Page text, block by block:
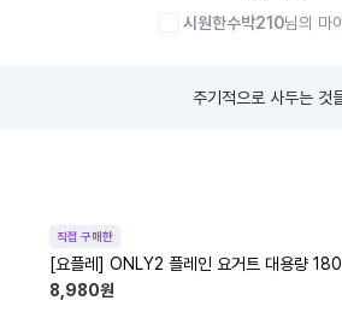
시원한수박210님의 마
주기적으로 사두는 것
직접 구매한
[요플레] ONLY2 플레인 요거트 대용량
8,980원